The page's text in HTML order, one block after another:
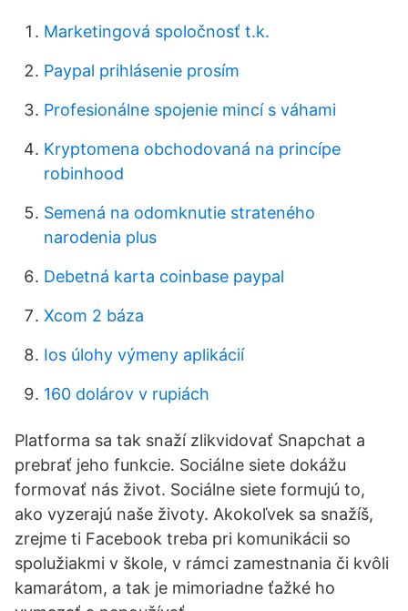
Marketingová spoločnosť t.k.
Paypal prihlásenie prosím
Profesionálne spojenie mincí s váhami
Kryptomena obchodovaná na princípe
robinhood
Semená na odomknutie strateného
narodenia plus
Debetná karta coinbase paypal
Xcom 2 báza
Ios úlohy výmeny aplikácií
160 dolárov v rupiách
Platforma sa tak snaží zlikvidovať Snapchat a
prebrať jeho funkcie. Sociálne siete dokážu
formovať nás život. Sociálne siete formujú to,
ako vyzerajú naše životy. Akokoľvek sa snažíš,
zrejme ti Facebook treba pri komunikácii so
spolužiakmi v škole, v rámci zamestnania či kvôli
kamarátom, a tak je mimoriadne ťažké ho